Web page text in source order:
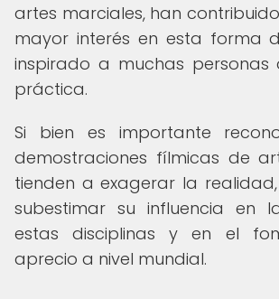
artes marciales, han
mayor interés en esta forma
inspirado a muchas personas
práctica.
Si bien es importante
demostraciones fílmicas de
tienden a exagerar la
subestimar su influencia en
estas disciplinas y en el
aprecio a nivel mundial.